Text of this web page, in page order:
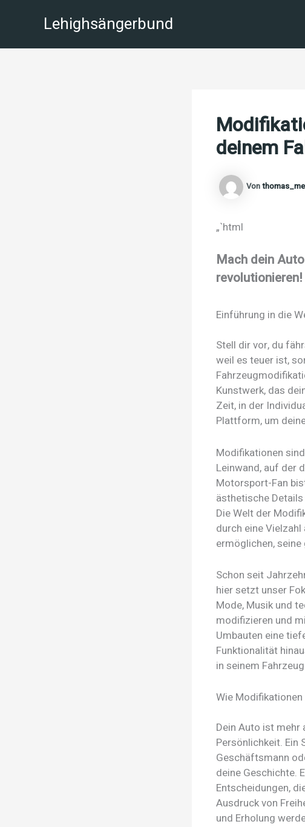
Lehighsängerbund
deinem
Von
„`html
Mach dein
revolutionieren!
Einführung in die
Stell dir vor, du
weil es teuer ist,
Kunstwerk, das
Zeit, in der
Plattform, um
Modifikationen
Leinwand, auf der
Motorsport-Fan
ästhetische
Die Welt der
durch eine
ermöglichen,
Schon seit
hier setzt unser
Mode, Musik und
modifizieren und
Umbauten eine
Funktionalität
in seinem
Wie
Dein Auto ist
Persönlichkeit. Ein
Geschäftsmann
deine Geschichte.
Entscheidungen,
Ausdruck von
und Erholung